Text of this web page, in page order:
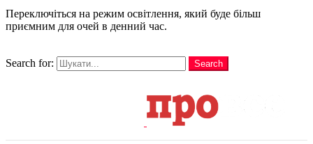
Переключіться на режим освітлення, який буде більш
приємним для очей в денний час.
Search for:
Search